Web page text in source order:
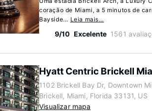
coração de Miami, a 5 minutos de
Bayside... Leia mais…
9/10 Excelente 1561
Hyatt Centric Brickell
1102 Brickell Bay Dr, Downtown
Brickell, Miami, Florida 33131, US
Visualizar mapa